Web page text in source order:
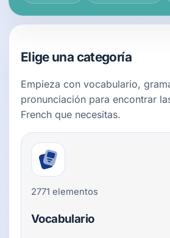
Elige una categoría
Empieza con vocabulario,
pronunciación para encontrar
French que necesitas.
2771 elementos
Vocabulario